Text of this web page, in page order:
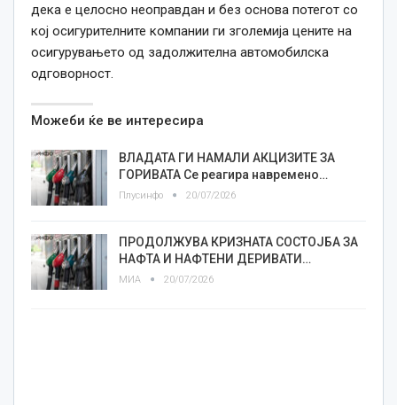
дека е целосно неоправдан и без основа потегот со
кој осигурителните компании ги зголемија цените на
осигурувањето од задолжителна автомобилска
одговорност.
Можеби ќе ве интересира
ВЛАДАТА ГИ НАМАЛИ АКЦИЗИТЕ ЗА
ГОРИВАТА Се реагира навремено…
Плусинфо 20/07/2026
ПРОДОЛЖУВА КРИЗНАТА СОСТОЈБА ЗА
НАФТА И НАФТЕНИ ДЕРИВАТИ…
МИА 20/07/2026